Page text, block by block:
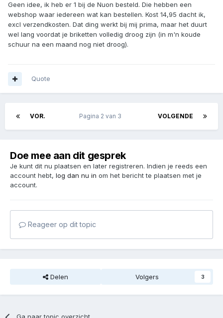
Geen idee, ik heb er 1 bij de Nuon besteld. Die hebben een
webshop waar iedereen wat kan bestellen. Kost 14,95 dacht ik,
excl verzendkosten. Dat ding werkt bij mij prima, maar het duurt
wel lang voordat je briketten volledig droog zijn (in m'n koude
schuur na een maand nog niet droog).
Quote
VOR. VOLGENDE
Pagina 2 van 3
Doe mee aan dit gesprek
Je kunt dit nu plaatsen en later registreren. Indien je reeds een
account hebt, log dan nu in om het bericht te plaatsen met je
account.
Reageer op dit topic
Delen Volgers 3